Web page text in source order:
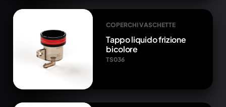
COPERCHI VASCHETTE
Tappo liquido frizione
bicolore
TS036